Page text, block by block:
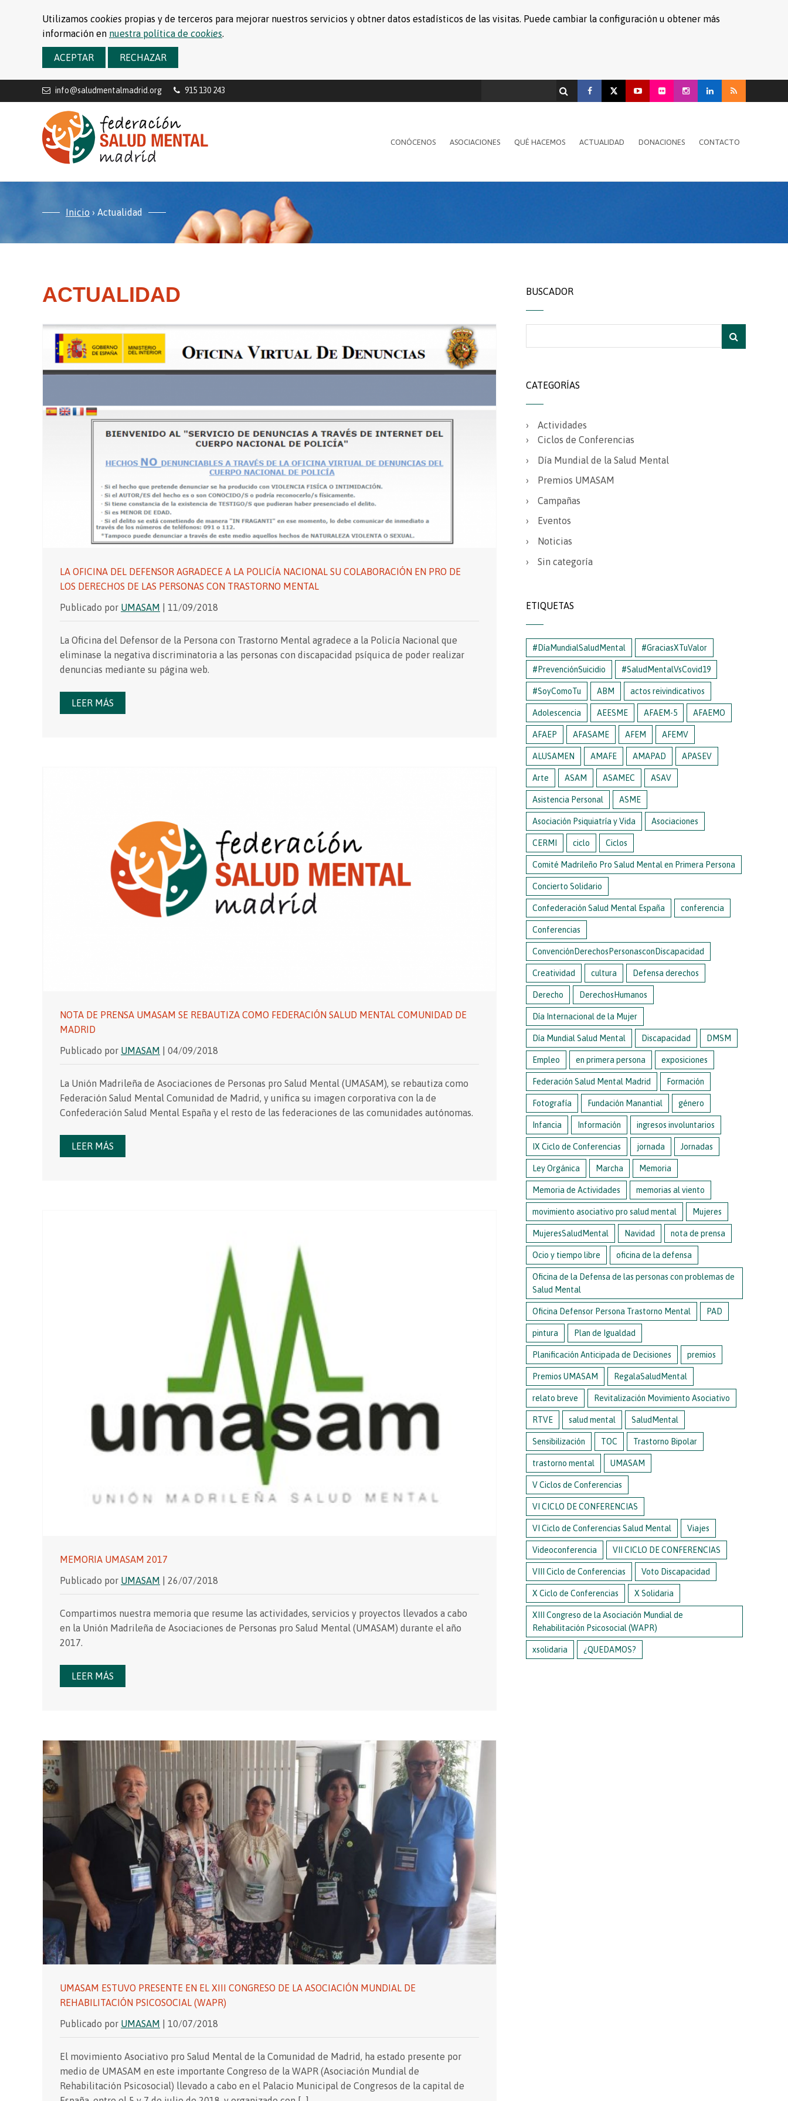
Utilizamos cookies propias y de terceros para mejorar nuestros servicios y obtner datos estadísticos de las visitas. Puede cambiar la configuración u obtener más
información en nuestra política de cookies.
ACEPTAR RECHAZAR
info@saludmentalmadrid.org 915 130 243
CONÓCENOS ASOCIACIONES QUÉ HACEMOS ACTUALIDAD DONACIONES CONTACTO
Inicio › Actualidad
ACTUALIDAD
LA OFICINA DEL DEFENSOR AGRADECE A LA POLICÍA NACIONAL SU COLABORACIÓN EN PRO DE
LOS DERECHOS DE LAS PERSONAS CON TRASTORNO MENTAL
Publicado por UMASAM | 11/09/2018
La Oficina del Defensor de la Persona con Trastorno Mental agradece a la Policía Nacional que
eliminase la negativa discriminatoria a las personas con discapacidad psíquica de poder realizar
denuncias mediante su página web.
LEER MÁS
NOTA DE PRENSA UMASAM SE REBAUTIZA COMO FEDERACIÓN SALUD MENTAL COMUNIDAD DE
MADRID
Publicado por UMASAM | 04/09/2018
La Unión Madrileña de Asociaciones de Personas pro Salud Mental (UMASAM), se rebautiza como
Federación Salud Mental Comunidad de Madrid, y unifica su imagen corporativa con la de
Confederación Salud Mental España y el resto de las federaciones de las comunidades autónomas.
LEER MÁS
MEMORIA UMASAM 2017
Publicado por UMASAM | 26/07/2018
Compartimos nuestra memoria que resume las actividades, servicios y proyectos llevados a cabo
en la Unión Madrileña de Asociaciones de Personas pro Salud Mental (UMASAM) durante el año
2017.
LEER MÁS
UMASAM ESTUVO PRESENTE EN EL XIII CONGRESO DE LA ASOCIACIÓN MUNDIAL DE
REHABILITACIÓN PSICOSOCIAL (WAPR)
Publicado por UMASAM | 10/07/2018
El movimiento Asociativo pro Salud Mental de la Comunidad de Madrid, ha estado presente por
medio de UMASAM en este importante Congreso de la WAPR (Asociación Mundial de
Rehabilitación Psicosocial) llevado a cabo en el Palacio Municipal de Congresos de la capital de
BUSCADOR
CATEGORÍAS
Actividades
Ciclos de Conferencias
Día Mundial de la Salud Mental
Premios UMASAM
Campañas
Eventos
Noticias
Sin categoría
ETIQUETAS
#DíaMundialSaludMental #GraciasXTuValor
#PrevenciónSuicidio #SaludMentalVsCovid19
#SoyComoTu ABM actos reivindicativos
Adolescencia AEESME AFAEM-5 AFAEMO
AFAEP AFASAME AFEM AFEMV
ALUSAMEN AMAFE AMAPAD APASEV
Arte ASAM ASAMEC ASAV
Asistencia Personal ASME
Asociación Psiquiatría y Vida Asociaciones
CERMI ciclo Ciclos
Comité Madrileño Pro Salud Mental en Primera Persona
Concierto Solidario
Confederación Salud Mental España conferencia
Conferencias
ConvenciónDerechosPersonasconDiscapacidad
Creatividad cultura Defensa derechos
Derecho DerechosHumanos
Día Internacional de la Mujer
Día Mundial Salud Mental Discapacidad DMSM
Empleo en primera persona exposiciones
Federación Salud Mental Madrid Formación
Fotografía Fundación Manantial género
Infancia Información ingresos involuntarios
IX Ciclo de Conferencias jornada Jornadas
Ley Orgánica Marcha Memoria
Memoria de Actividades memorias al viento
movimiento asociativo pro salud mental Mujeres
MujeresSaludMental Navidad nota de prensa
Ocio y tiempo libre oficina de la defensa
Oficina de la Defensa de las personas con problemas de
Salud Mental
Oficina Defensor Persona Trastorno Mental PAD
pintura Plan de Igualdad
Planificación Anticipada de Decisiones premios
Premios UMASAM RegalaSaludMental
relato breve Revitalización Movimiento Asociativo
RTVE salud mental SaludMental
Sensibilización TOC Trastorno Bipolar
trastorno mental UMASAM
V Ciclos de Conferencias
VI CICLO DE CONFERENCIAS
VI Ciclo de Conferencias Salud Mental Viajes
Videoconferencia VII CICLO DE CONFERENCIAS
VIII Ciclo de Conferencias Voto Discapacidad
X Ciclo de Conferencias X Solidaria
XIII Congreso de la Asociación Mundial de
Rehabilitación Psicosocial (WAPR)
xsolidaria ¿QUEDAMOS?